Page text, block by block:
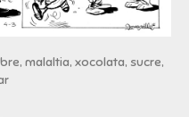
malaltia, xocolata, sucre,